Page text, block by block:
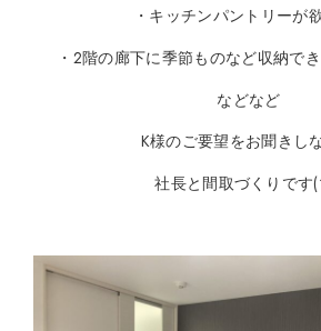
・キッチンパントリーが
・2階の廊下に季節ものなど収納で
などなど
K様のご要望をお聞きし
社長と間取づくりです